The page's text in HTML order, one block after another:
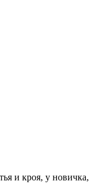
и кроя, у новичка,